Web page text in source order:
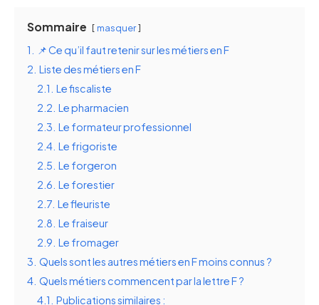
Sommaire masquer
1.
📌 Ce qu’il faut retenir sur les métiers en F
2. Liste des métiers en F
2.1. Le fiscaliste
2.2. Le pharmacien
2.3. Le formateur professionnel
2.4. Le frigoriste
2.5. Le forgeron
2.6. Le forestier
2.7. Le fleuriste
2.8. Le fraiseur
2.9. Le fromager
3. Quels sont les autres métiers en F moins connus ?
4. Quels métiers commencent par la lettre F ?
4.1. Publications similaires :